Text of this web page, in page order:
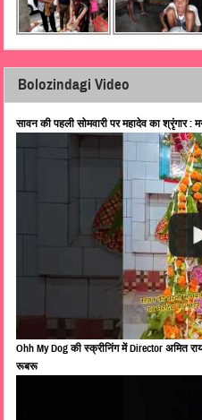
Bolozindagi Video
सावन की पहली सोमवारी पर महादेव का श्रृंगार :
Ohh My Dog की स्क्रीनिंग में Director अमित
रूबरू